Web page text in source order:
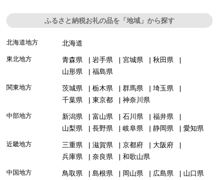
ふるさと納税お礼の品を「地域」から探す
北海道地方 北海道
東北地方 青森県 岩手県 宮城県
秋田県
山形県
福島県
関東地方 茨城県 栃木県 群馬県
埼玉県
千葉県
東京都 神奈川県
中部地方 新潟県 富山県 石川県
福井県
山梨県
長野県 岐阜県 静岡県 愛知県
近畿地方 三重県 滋賀県 京都府
大阪府
兵庫県
奈良県 和歌山県
中国地方 鳥取県 島根県 岡山県 広島県 山口県